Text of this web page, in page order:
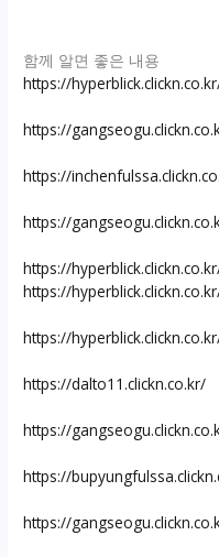
함께 알면 좋은 내용
https://
https://
https://
https://
https://
https://
https://
https://dalto11.clickn.co.kr/
https://
https://
https://